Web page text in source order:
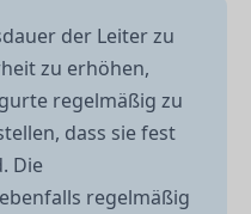
der Leiter zu
zu erhöhen,
regelmäßig zu
dass sie fest
Die
regelmäßig